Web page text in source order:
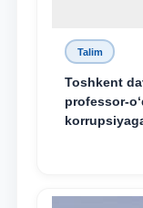
Talim
Toshkent
professor-
amalga
maqsadida